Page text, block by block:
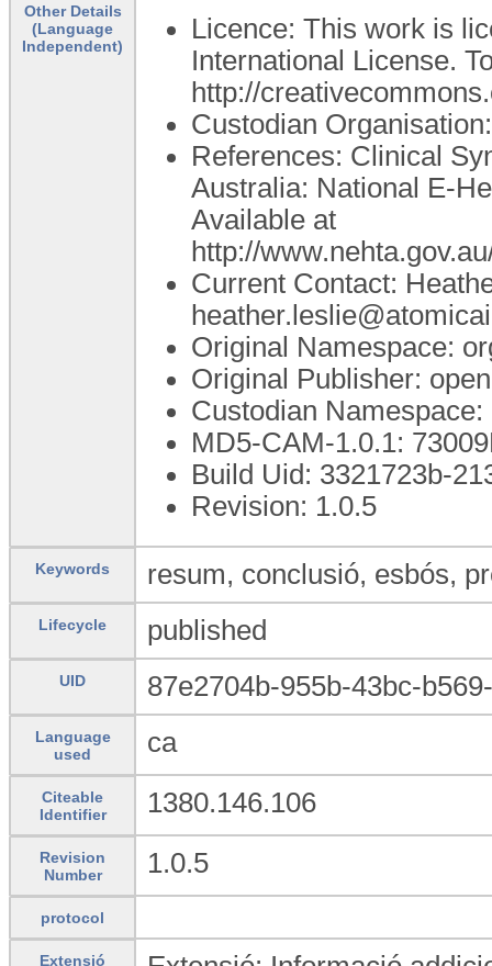
Other Details
(Language
Independent)
Licence: This work is
International License.
http://
Custodian
References: Clinical
Australia: National E-
Available at
http://
Current Contact:
Original Namespace:
Original Publisher:
Custodian Namespace:
MD5-CAM-1.0.1:
Build Uid: 3321723b-
Revision: 1.0.5
Keywords resum, conclusió, esbós,
Lifecycle published
UID 87e2704b-955b-43bc-
Language
used
ca
Citeable
Identifier
1380.146.106
Revision
Number
1.0.5
protocol
Extensió